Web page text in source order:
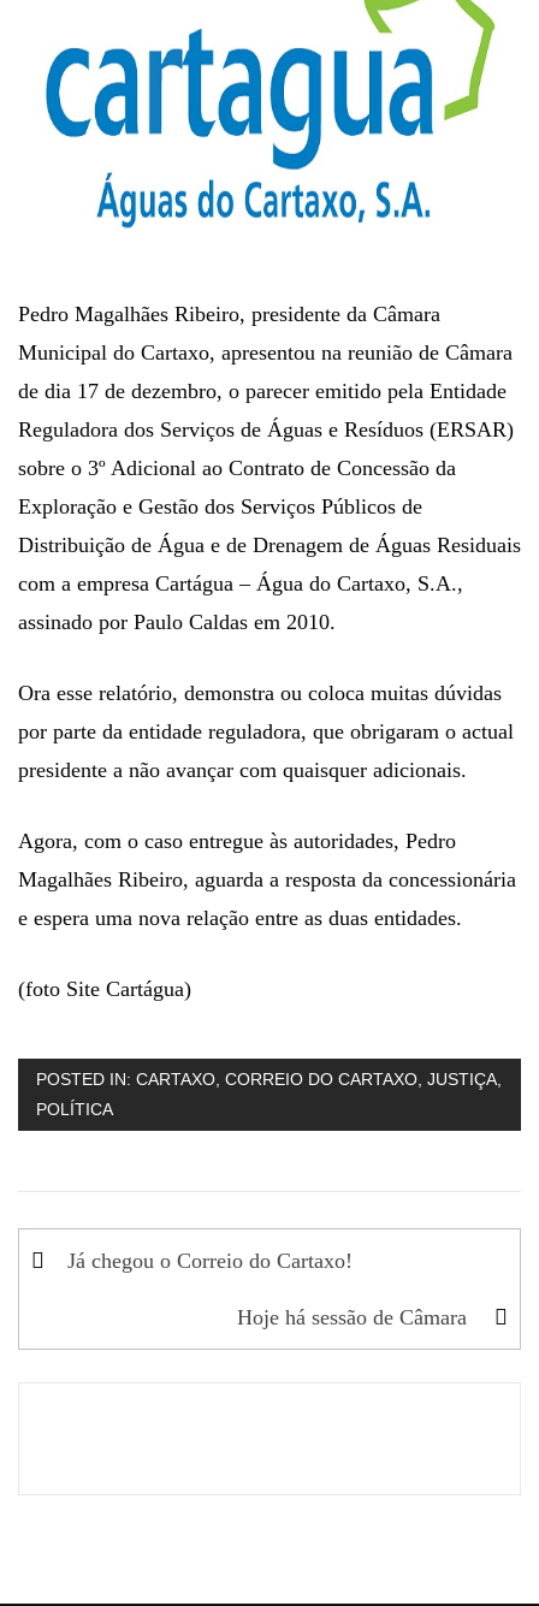
Pedro Magalhães Ribeiro, presidente da Câmara
Municipal do Cartaxo, apresentou na reunião de Câmara
de dia 17 de dezembro, o parecer emitido pela Entidade
Reguladora dos Serviços de Águas e Resíduos (ERSAR)
sobre o 3º Adicional ao Contrato de Concessão da
Exploração e Gestão dos Serviços Públicos de
Distribuição de Água e de Drenagem de Águas Residuais
com a empresa Cartágua – Água do Cartaxo, S.A.,
assinado por Paulo Caldas em 2010.
Ora esse relatório, demonstra ou coloca muitas dúvidas
por parte da entidade reguladora, que obrigaram o actual
presidente a não avançar com quaisquer adicionais.
Agora, com o caso entregue às autoridades, Pedro
Magalhães Ribeiro, aguarda a resposta da concessionária
e espera uma nova relação entre as duas entidades.
(foto Site Cartágua)
POSTED IN: CARTAXO, CORREIO DO CARTAXO, JUSTIÇA,
POLÍTICA
Navegação
Já chegou o Correio do Cartaxo!
Hoje há sessão de Câmara